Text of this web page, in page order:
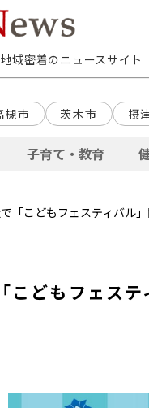
域密着のニュースサイト
槻市 茨木市 摂
子育て・教育
「こどもフェスティバル
どもフェステ